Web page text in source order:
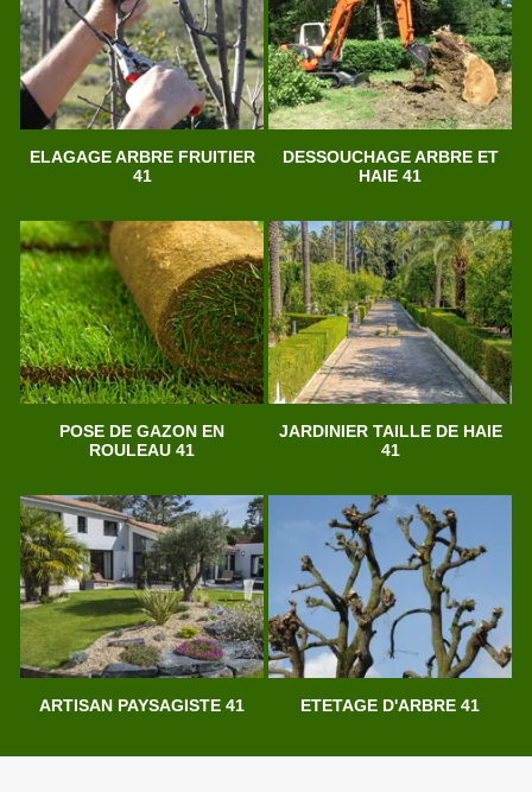
ELAGAGE ARBRE FRUITIER
41
DESSOUCHAGE ARBRE ET
HAIE 41
POSE DE GAZON EN
ROULEAU 41
JARDINIER TAILLE DE HAIE
41
ARTISAN PAYSAGISTE 41 ETETAGE D'ARBRE 41